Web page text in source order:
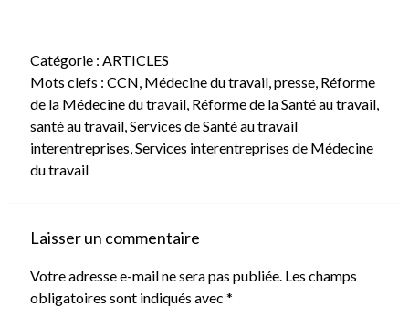
Catégorie : ARTICLES
Mots clefs : CCN Médecine du travail, presse, Réforme
de la Médecine du travail, Réforme de la Santé au travail,
santé au travail, Services de Santé au travail
interentreprises Services interentreprises de Médecine
du travail
Laisser un commentaire
Votre adresse e-mail ne sera pas publiée. Les champs
obligatoires sont indiqués avec *